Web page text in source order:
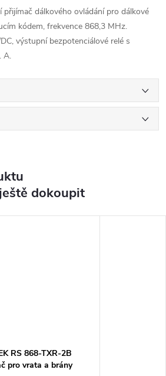
přijímač dálkového ovládání pro dálkové
kódem, frekvence 868,3 MHz.
výstupní bezpotenciálové relé s
A.
dokoupit
RS 868-TXR-2B
pro vrata a brány